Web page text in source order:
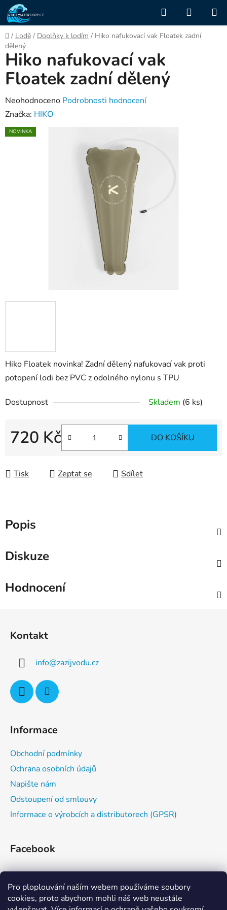
Pro ploplouvání naším webem používáme soubory
cookies, proto abychom mohli náš web neustále
Přejít
na
obsah
Hledat
KOŠÍK
Domů
/ Lodě / Doplňky k lodím / Hiko nafukovací vak Floatek zadní
dělený
Hiko Floatek novinka! Zadní dělený nafukovací vak proti
potopení lodi bez PVC z odolného nylonu s TPU
Dostupnost Skladem (6 ks)
720 Kč DO KOŠÍKU
Tisk Zeptat se Sdílet
Hiko nafukovací vak
Floatek zadní dělený
Průměrné
hodnocení
produktu
Neohodnoceno Podrobnosti hodnocení
Značka: HIKO
NOVINKA
Popis
Diskuze
Hodnocení
Kontakt
info@zazijvodu.cz
Informace
Obchodní podmínky
Ochrana osobních údajů
Napište nám
Odstoupení od smlouvy
Informace o výrobcích a distributorech (GPSR)
Facebook